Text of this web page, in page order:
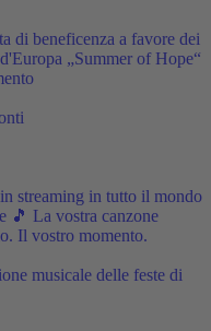
di beneficenza a favore dei
„Summer of Hope“
streaming in tutto il mondo
🎵 La vostra canzone
Il vostro momento.
musicale delle feste di